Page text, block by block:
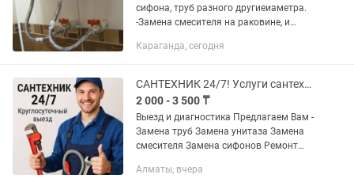
сифона, труб разного другиеиаметра.
-Замена смесителя на раковине, и
воды. -Смена счетчика холодной и
Караганда, сегодня
САНТЕХНИК 24/7! Услуги сантехника и электрика круглосуточно, качественно!
2 000 - 3 500 ₸
Выезд и диагностика Предлагаем Вам -
Замена труб Замена унитаза Замена
смесителя Замена сифонов Ремонт
Установка бойлера Установка
Алматы, вчера